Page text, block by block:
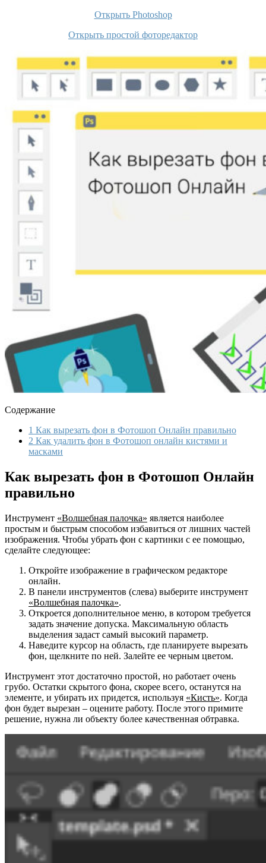
Открыть Photoshop
Открыть простой фоторедактор
Содержание
1 Как вырезать фон в Фотошоп Онлайн правильно
2 Как удалить фон в Фотошоп онлайн кистями и
масками
Как вырезать фон в Фотошоп Онлайн
правильно
Инструмент «Волшебная палочка» является наиболее
простым и быстрым способом избавиться от лишних частей
изображения. Чтобы убрать фон с картинки с ее помощью,
сделайте следующее:
Откройте изображение в графическом редакторе
онлайн.
В панели инструментов (слева) выберите инструмент
«Волшебная палочка».
Откроется дополнительное меню, в котором требуется
задать значение допуска. Максимальную область
выделения задаст самый высокий параметр.
Наведите курсор на область, где планируете вырезать
фон, щелкните по ней. Залейте ее черным цветом.
Инструмент этот достаточно простой, но работает очень
грубо. Остатки скрытого фона, скорее всего, останутся на
элементе, и убирать их придется, используя «Кисть». Когда
фон будет вырезан – оцените работу. После этого примите
решение, нужна ли объекту более качественная обтравка.